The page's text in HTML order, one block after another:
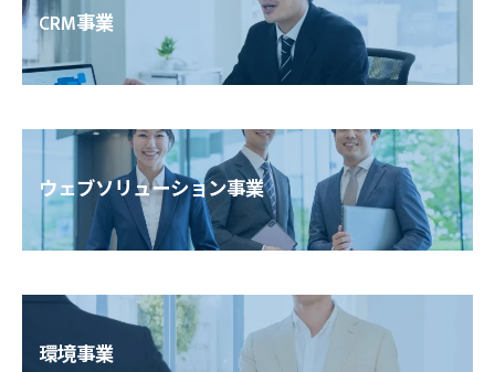
CRM事業
ウェブソリューション事業
環境事業